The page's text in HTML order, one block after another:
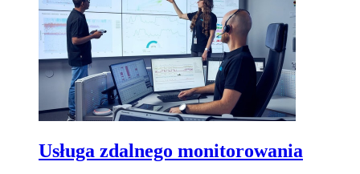
Usługa zdalnego monitorowania